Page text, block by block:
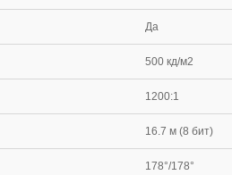
Да
500 кд/м2
1200:1
16.7 м (8 бит)
178°/178°